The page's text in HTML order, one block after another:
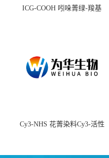
ICG-COOH 吲哚菁绿-羧基
Cy3-NHS 花菁染料Cy3-活性